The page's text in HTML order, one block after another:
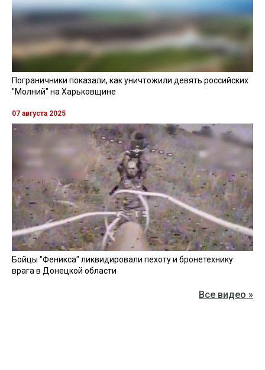
Пограничники показали, как уничтожили девять российских
"Молний" на Харьковщине
07 августа 2025
Бойцы "Феникса" ликвидировали пехоту и бронетехнику
врага в Донецкой области
Все видео »